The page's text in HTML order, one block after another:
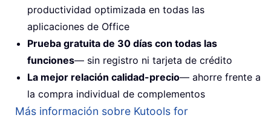
productividad optimizada en todas las
aplicaciones de Office
Prueba gratuita de 30 días con todas las
funciones— sin registro ni tarjeta de crédito
La mejor relación calidad-precio— ahorre frente a
la compra individual de complementos
Más información sobre Kutools for